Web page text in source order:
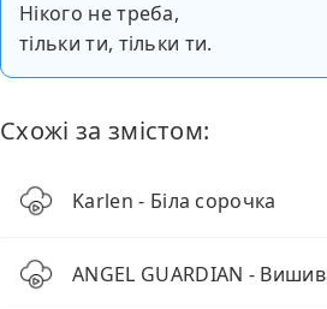
Нікого не треба,
тільки ти, тільки ти.
Схожі за змістом:
Karlen - Біла сорочка
ANGEL GUARDIAN -